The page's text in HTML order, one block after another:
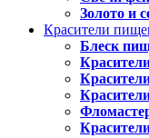
Золото и
Красители
Блеск